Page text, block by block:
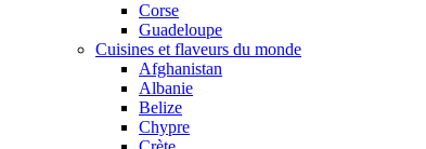
Corse
Guadeloupe
Cuisines et flaveurs du monde
Afghanistan
Albanie
Belize
Chypre